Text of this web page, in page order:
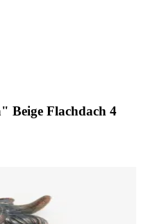
Beige Flachdach 4